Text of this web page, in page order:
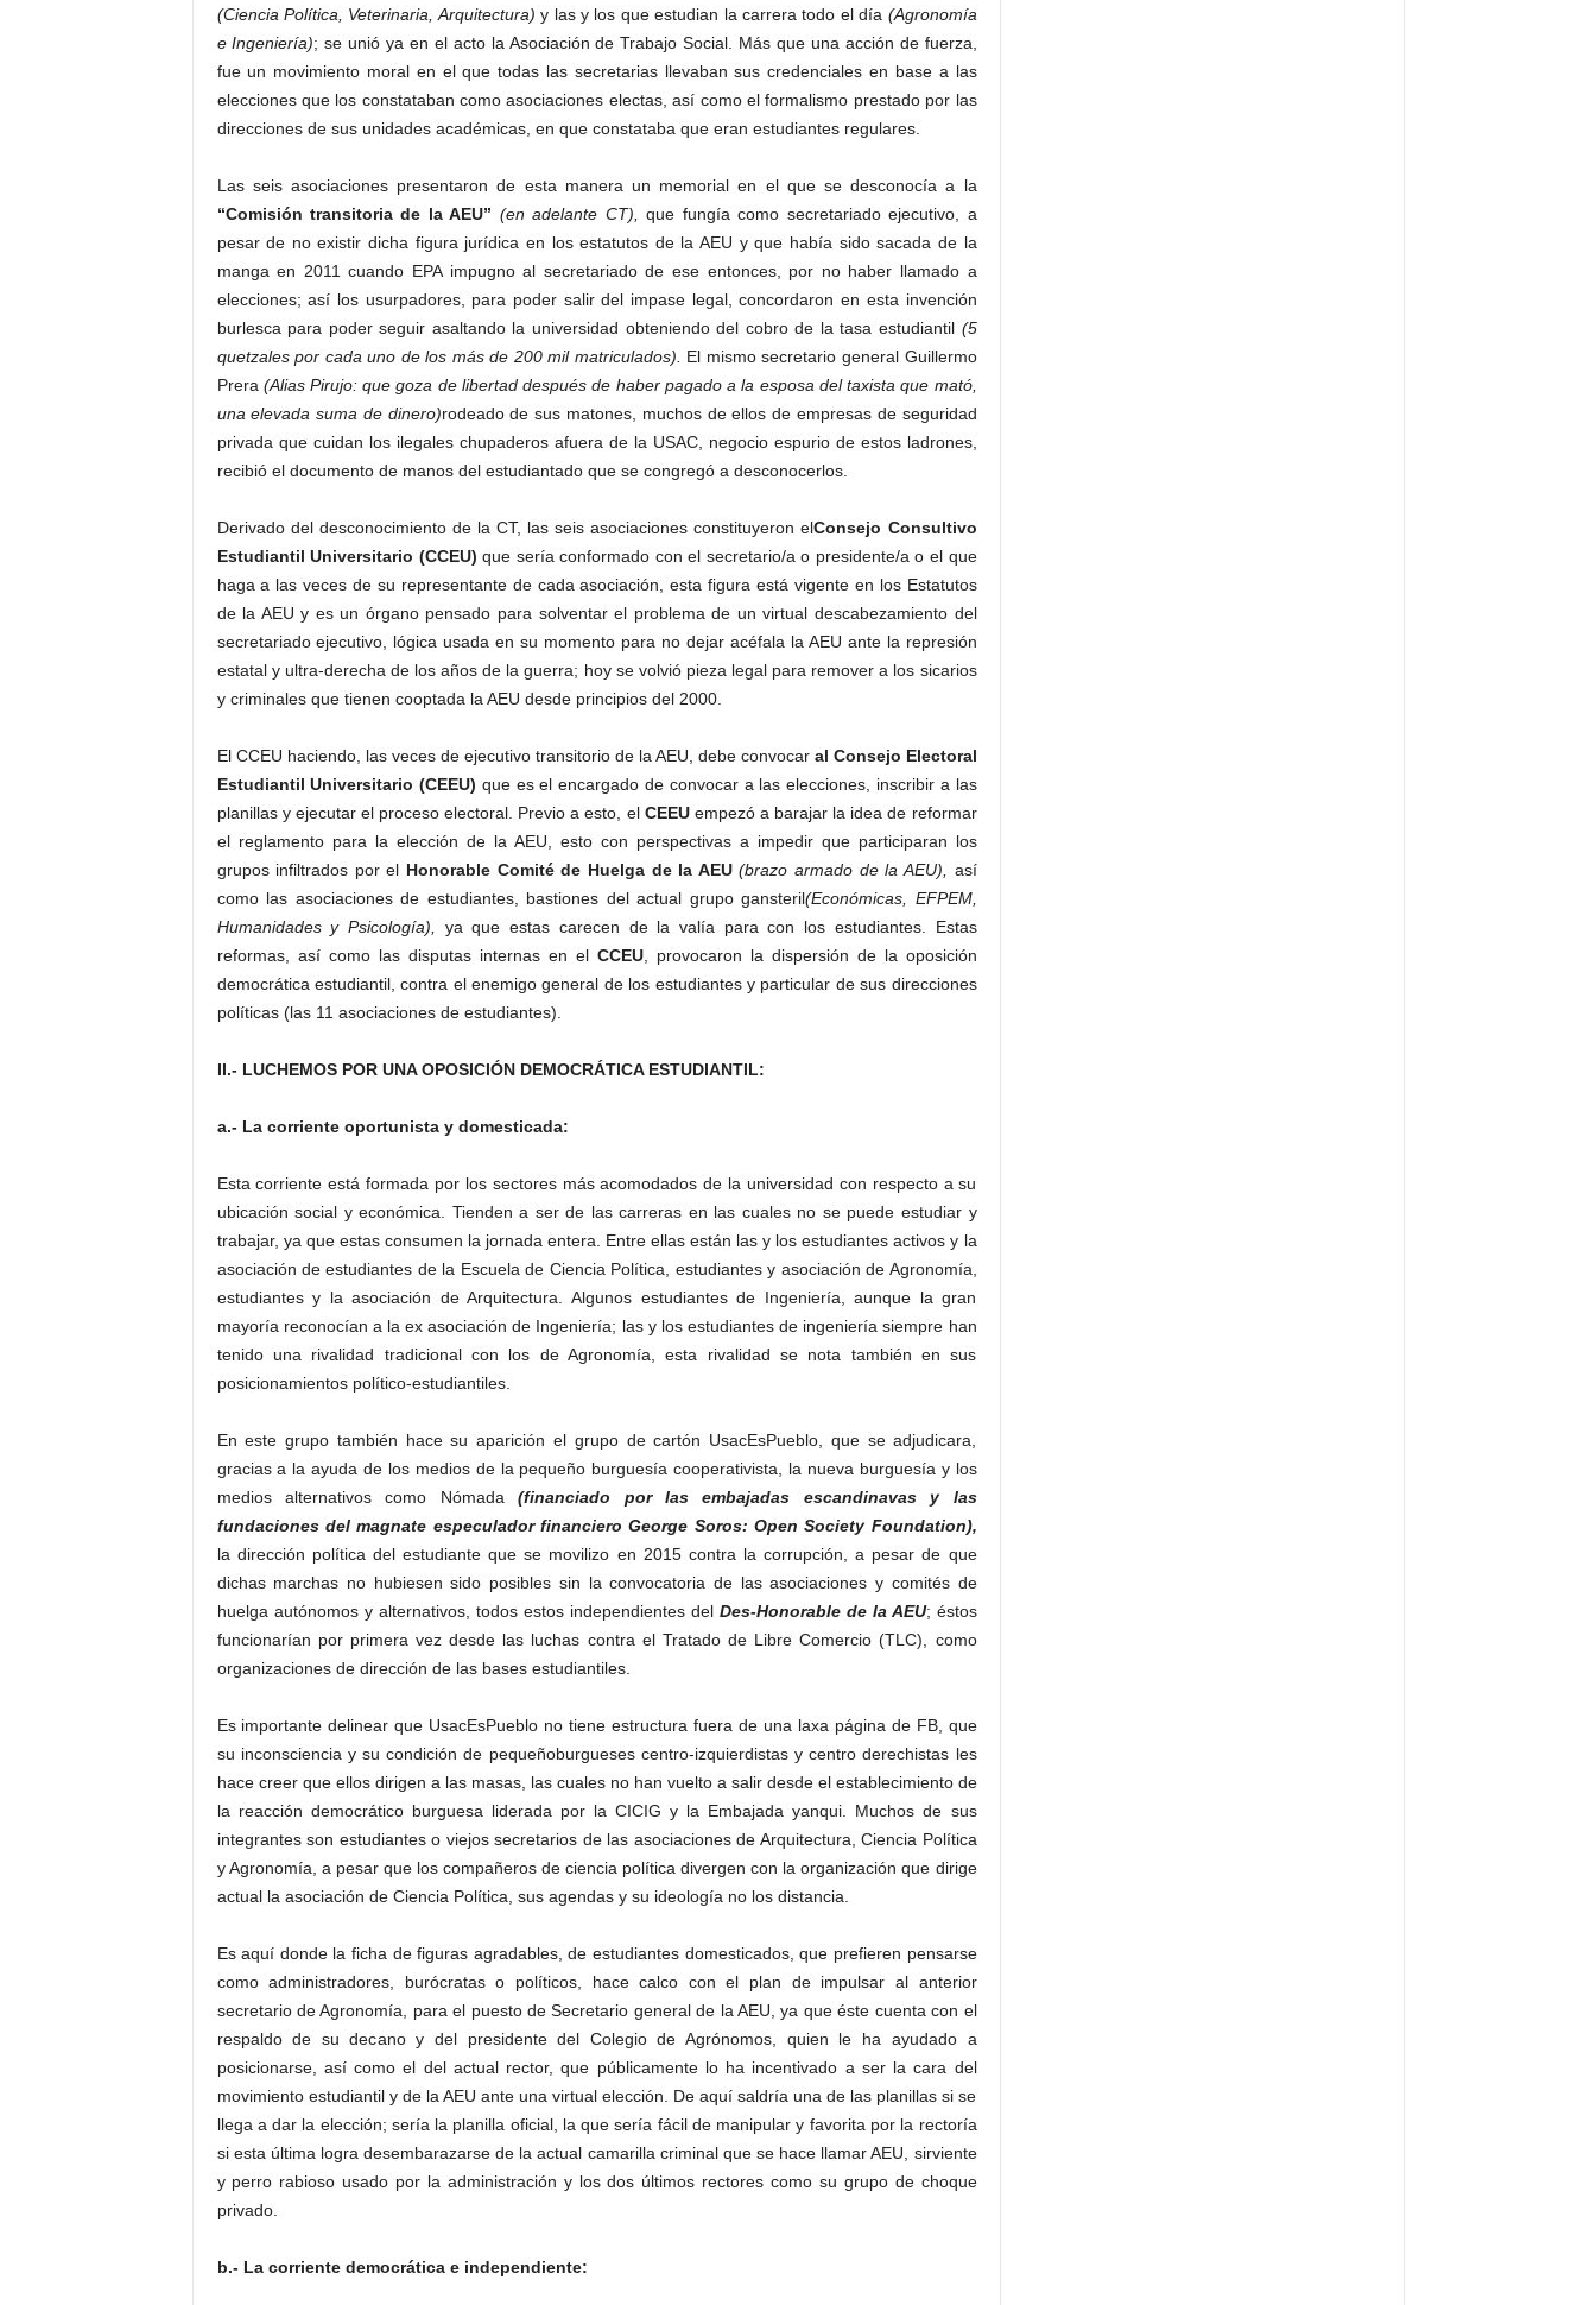
(Ciencia Política, Veterinaria, Arquitectura)y las y los que estudian la carrera todo el día (Agronomía
e Ingeniería); se unió ya en el acto la Asociación de Trabajo Social. Más que una acción de fuerza,
fue un movimiento moral en el que todas las secretarias llevaban sus credenciales en base a las
elecciones que los constataban como asociaciones electas, así como el formalismo prestado por las
direcciones de sus unidades académicas, en que constataba que eran estudiantes regulares.
Las seis asociaciones presentaron de esta manera un memorial en el que se desconocía a la
“Comisión transitoria de la AEU” (en adelante CT),
que fungía como secretariado ejecutivo, a
pesar de no existir dicha figura jurídica en los estatutos de la AEU y que había sido sacada de la
manga en 2011 cuando EPA impugno al secretariado de ese entonces, por no haber llamado a
elecciones; así los usurpadores, para poder salir del impase legal, concordaron en esta invención
burlesca para poder seguir asaltando la universidad obteniendo del cobro de la tasa estudiantil (5
quetzales por cada uno de los más de 200 mil matriculados). El mismo secretario general Guillermo
Prera (Alias Pirujo: que goza de libertad después de haber pagado a la esposa del taxista que mató,
una elevada suma de dinero)rodeado de sus matones, muchos de ellos de empresas de seguridad
privada que cuidan los ilegales chupaderos afuera de la USAC, negocio espurio de estos ladrones,
recibió el documento de manos del estudiantado que se congregó a desconocerlos.
Derivado del desconocimiento de la CT, las seis asociaciones constituyeron elConsejo Consultivo
Estudiantil Universitario (CCEU) que sería conformado con el secretario/a o presidente/a o el que
haga a las veces de su representante de cada asociación, esta figura está vigente en los Estatutos
de la AEU y es un órgano pensado para solventar el problema de un virtual descabezamiento del
secretariado ejecutivo, lógica usada en su momento para no dejar acéfala la AEU ante la represión
estatal y ultra-derecha de los años de la guerra; hoy se volvió pieza legal para remover a los sicarios
y criminales que tienen cooptada la AEU desde principios del 2000.
El CCEU haciendo, las veces de ejecutivo transitorio de la AEU, debe convocar al Consejo Electoral
Estudiantil Universitario (CEEU) que es el encargado de convocar a las elecciones, inscribir a las
planillas y ejecutar el proceso electoral. Previo a esto, el CEEU empezó a barajar la idea de reformar
el reglamento para la elección de la AEU, esto con perspectivas a impedir que participaran los
grupos infiltrados por el Honorable Comité de Huelga de la AEU (brazo armado de la AEU),
así
como las asociaciones de estudiantes, bastiones del actual grupo gansteril(Económicas, EFPEM,
Humanidades y Psicología), ya que estas carecen de la valía para con los estudiantes. Estas
reformas, así como las disputas internas en el CCEU, provocaron la dispersión de la oposición
democrática estudiantil, contra el enemigo general de los estudiantes y particular de sus direcciones
políticas (las 11 asociaciones de estudiantes).
II.- LUCHEMOS POR UNA OPOSICIÓN DEMOCRÁTICA ESTUDIANTIL:
a.- La corriente oportunista y domesticada:
Esta corriente está formada por los sectores más acomodados de la universidad con respecto a su
ubicación social y económica. Tienden a ser de las carreras en las cuales no se puede estudiar y
trabajar, ya que estas consumen la jornada entera. Entre ellas están las y los estudiantes activos y la
asociación de estudiantes de la Escuela de Ciencia Política, estudiantes y asociación de Agronomía,
estudiantes y la asociación de Arquitectura. Algunos estudiantes de Ingeniería, aunque la gran
mayoría reconocían a la ex asociación de Ingeniería; las y los estudiantes de ingeniería siempre han
tenido una rivalidad tradicional con los de Agronomía, esta rivalidad se nota también en sus
posicionamientos político-estudiantiles.
En este grupo también hace su aparición el grupo de cartón UsacEsPueblo, que se adjudicara,
gracias a la ayuda de los medios de la pequeño burguesía cooperativista, la nueva burguesía y los
medios alternativos como Nómada(financiado por las embajadas escandinavas y las
fundaciones del magnate especulador financiero George Soros: Open Society Foundation),
la dirección política del estudiante que se movilizo en 2015 contra la corrupción, a pesar de que
dichas marchas no hubiesen sido posibles sin la convocatoria de las asociaciones y comités de
huelga autónomos y alternativos, todos estos independientes del Des-Honorable de la AEU; éstos
funcionarían por primera vez desde las luchas contra el Tratado de Libre Comercio (TLC), como
organizaciones de dirección de las bases estudiantiles.
Es importante delinear que UsacEsPueblo no tiene estructura fuera de una laxa página de FB, que
su inconsciencia y su condición de pequeñoburgueses centro-izquierdistas y centro derechistas les
hace creer que ellos dirigen a las masas, las cuales no han vuelto a salir desde el establecimiento de
la reacción democrático burguesa liderada por la CICIG y la Embajada yanqui. Muchos de sus
integrantes son estudiantes o viejos secretarios de las asociaciones de Arquitectura, Ciencia Política
y Agronomía, a pesar que los compañeros de ciencia política divergen con la organización que dirige
actual la asociación de Ciencia Política, sus agendas y su ideología no los distancia.
Es aquí donde la ficha de figuras agradables, de estudiantes domesticados, que prefieren pensarse
como administradores, burócratas o políticos, hace calco con el plan de impulsar al anterior
secretario de Agronomía, para el puesto de Secretario general de la AEU, ya que éste cuenta con el
respaldo de su decano y del presidente del Colegio de Agrónomos, quien le ha ayudado a
posicionarse, así como el del actual rector, que públicamente lo ha incentivado a ser la cara del
movimiento estudiantil y de la AEU ante una virtual elección. De aquí saldría una de las planillas si se
llega a dar la elección; sería la planilla oficial, la que sería fácil de manipular y favorita por la rectoría
si esta última logra desembarazarse de la actual camarilla criminal que se hace llamar AEU, sirviente
y perro rabioso usado por la administración y los dos últimos rectores como su grupo de choque
privado.
b.- La corriente democrática e independiente: